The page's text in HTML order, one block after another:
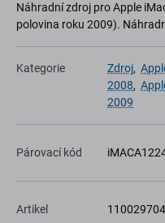
Náhradní zdroj pro Apple
polovina roku 2009).
Kategorie Zdroj,
2008,
2009
Párovací kód
Artikel